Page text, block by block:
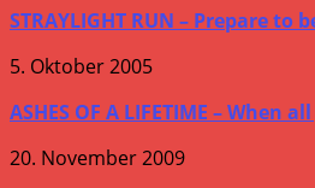
STRAYLIGHT RUN – Prepare to
5. Oktober 2005
ASHES OF A LIFETIME – When
20. November 2009